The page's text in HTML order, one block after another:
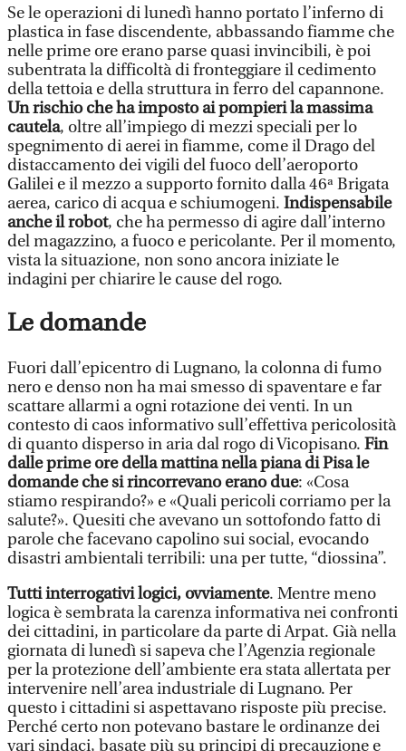
Se le operazioni di lunedì hanno portato l’inferno di
plastica in fase discendente, abbassando fiamme che
nelle prime ore erano parse quasi invincibili, è poi
subentrata la difficoltà di fronteggiare il cedimento
della tettoia e della struttura in ferro del capannone.
Un rischio che ha imposto ai pompieri la massima
cautela, oltre all’impiego di mezzi speciali per lo
spegnimento di aerei in fiamme, come il Drago del
distaccamento dei vigili del fuoco dell’aeroporto
Galilei e il mezzo a supporto fornito dalla 46ª Brigata
aerea, carico di acqua e schiumogeni. Indispensabile
anche il robot, che ha permesso di agire dall’interno
del magazzino, a fuoco e pericolante. Per il momento,
vista la situazione, non sono ancora iniziate le
indagini per chiarire le cause del rogo.
Le domande
Fuori dall’epicentro di Lugnano, la colonna di fumo
nero e denso non ha mai smesso di spaventare e far
scattare allarmi a ogni rotazione dei venti. In un
contesto di caos informativo sull’effettiva pericolosità
di quanto disperso in aria dal rogo di Vicopisano. Fin
dalle prime ore della mattina nella piana di Pisa le
domande che si rincorrevano erano due: «Cosa
stiamo respirando?» e «Quali pericoli corriamo per la
salute?». Quesiti che avevano un sottofondo fatto di
parole che facevano capolino sui social, evocando
disastri ambientali terribili: una per tutte, “diossina”.
Tutti interrogativi logici, ovviamente. Mentre meno
logica è sembrata la carenza informativa nei confronti
dei cittadini, in particolare da parte di Arpat. Già nella
giornata di lunedì si sapeva che l’Agenzia regionale
per la protezione dell’ambiente era stata allertata per
intervenire nell’area industriale di Lugnano. Per
questo i cittadini si aspettavano risposte più precise.
Perché certo non potevano bastare le ordinanze dei
vari sindaci, basate più su principi di precauzione e